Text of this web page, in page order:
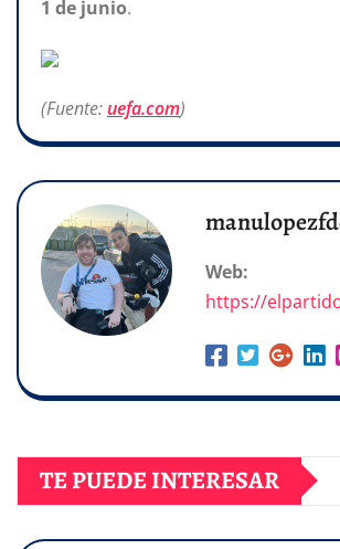
1 de junio.
(Fuente: uefa.com)
Web:
https://
TE PUEDE INTERESAR